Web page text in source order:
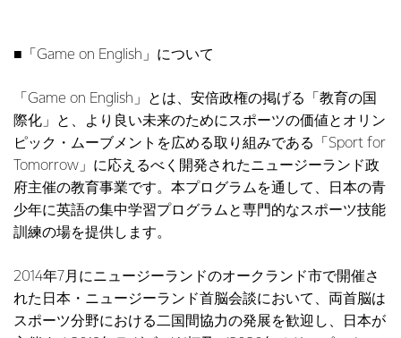
■「Game on English」について
「Game on English」とは、安倍政権の掲げる「教育の国
際化」と、より良い未来のためにスポーツの価値とオリン
ピック・ムーブメントを広める取り組みである「Sport for
Tomorrow」に応えるべく開発されたニュージーランド政
府主催の教育事業です。本プログラムを通して、日本の青
少年に英語の集中学習プログラムと専門的なスポーツ技能
訓練の場を提供します。
2014年7月にニュージーランドのオークランド市で開催さ
れた日本・ニュージーランド首脳会談において、両首脳は
スポーツ分野における二国間協力の発展を歓迎し、日本が